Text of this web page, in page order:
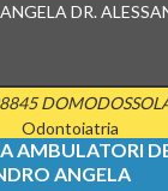
ANGELA DR.
Odontoiatria
AMBULATORI
ANGELA